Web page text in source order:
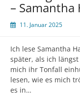
– Samantha
11. Januar 2025
Ich lese Samantha
später, als ich
mich ihr Tonfall
lesen, wie es mich
es in…